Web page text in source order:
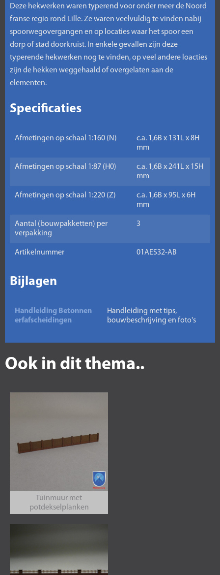
Deze hekwerken waren typerend voor onder meer de Noord
franse regio rond Lille. Ze waren veelvuldig te vinden nabij
spoorwegovergangen en op locaties waar het spoor een
dorp of stad doorkruist. In enkele gevallen zijn deze
typerende hekwerken nog te vinden, op veel andere loacties
zijn de hekken weggehaald of overgelaten aan de
elementen.
Specificaties
Afmetingen op schaal 1:160 (N)
c.a. 1,6B x 131L x 8H
mm
Afmetingen op schaal 1:87 (H0)
c.a. 1,6B x 241L x 15H
mm
Afmetingen op schaal 1:220 (Z)
c.a. 1,6B x 95L x 6H
mm
Aantal (bouwpakketten) per
verpakking
3
Artikelnummer 01AES32-AB
Bijlagen
Handleiding Betonnen
erfafscheidingen
Handleiding met tips,
bouwbeschrijving en foto's
Ook in dit thema..
Tuinmuur met
potdekselplanken